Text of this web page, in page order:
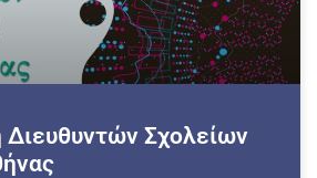
Σχολείων